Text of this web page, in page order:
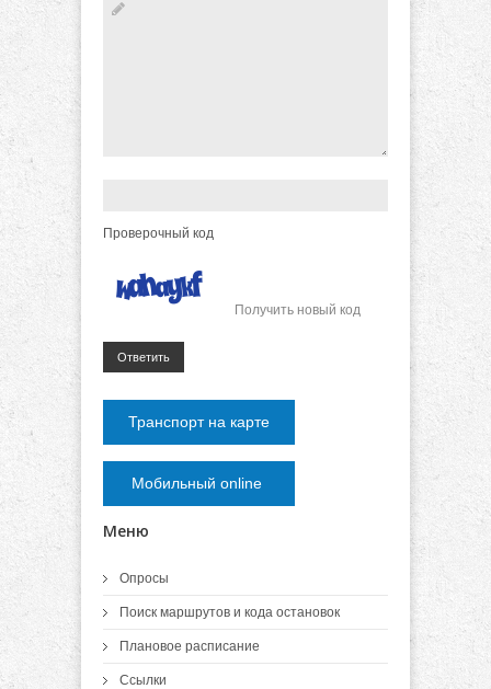
Проверочный код
Получить новый код
Ответить
Транспорт на карте
Мобильный online
Меню
Опросы
Поиск маршрутов и кода остановок
Плановое расписание
Ссылки